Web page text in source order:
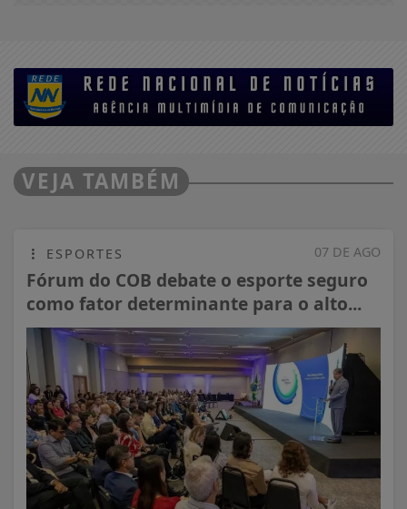
VEJA TAMBÉM
07 DE AGO
ESPORTES
Fórum do COB debate o esporte seguro
como fator determinante para o alto...